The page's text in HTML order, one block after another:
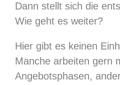
Dann stellt sich die
Wie geht es weiter?
Hier gibt es keinen
Manche arbeiten gern
Angebotsphasen,